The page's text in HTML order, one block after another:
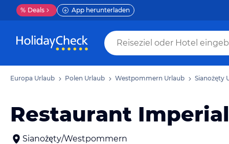
% Deals App herunterladen
Europa Urlaub Polen Urlaub Westpommern Urlaub Sianożęty
Restaurant
Sianożęty/Westpommern